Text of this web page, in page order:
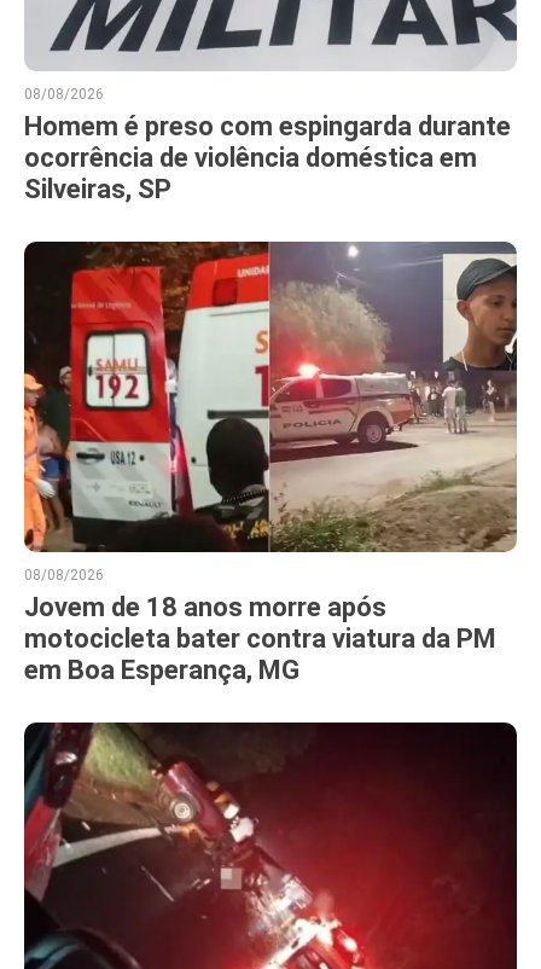
08/08/2026
Homem é preso com espingarda durante
ocorrência de violência doméstica em
Silveiras, SP
08/08/2026
Jovem de 18 anos morre após
motocicleta bater contra viatura da PM
em Boa Esperança, MG